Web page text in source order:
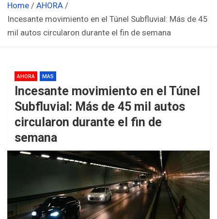
Home
AHORA
Incesante movimiento en el Túnel Subfluvial: Más de 45
mil autos circularon durante el fin de semana
AHORA MAS
Incesante movimiento en el Túnel
Subfluvial: Más de 45 mil autos
circularon durante el fin de
semana